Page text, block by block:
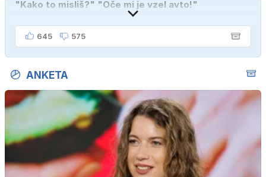
"Kako to misliš?" "Oče mi je vzel avto!"
645 575
ANKETA